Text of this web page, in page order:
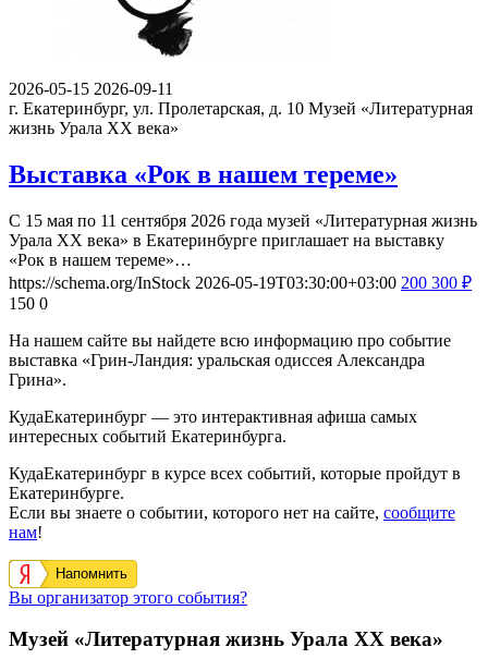
2026-05-15 2026-09-11
г. Екатеринбург, ул. Пролетарская, д. 10 Музей «Литературная
жизнь Урала ХХ века»
Выставка «Рок в нашем тереме»
С 15 мая по 11 сентября 2026 года музей «Литературная жизнь
Урала ХХ века» в Екатеринбурге приглашает на выставку
«Рок в нашем тереме»…
https://schema.org/InStock 2026-05-19T03:30:00+03:00 200 300 ₽
150 0
На нашем сайте вы найдете всю информацию про событие
выставка «Грин-Ландия: уральская одиссея Александра
Грина».
КудаЕкатеринбург — это интерактивная афиша самых
интересных событий Екатеринбурга.
КудаЕкатеринбург в курсе всех событий, которые пройдут в
Екатеринбурге.
Если вы знаете о событии, которого нет на сайте, сообщите
нам!
Напомнить
Вы организатор этого события?
Музей «Литературная жизнь Урала ХХ века»